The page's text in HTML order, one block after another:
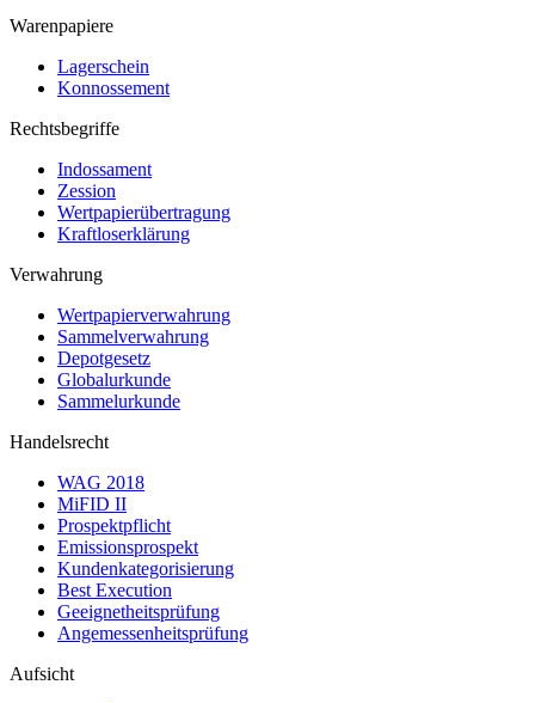
Warenpapiere
Lagerschein
Konnossement
Rechtsbegriffe
Indossament
Zession
Wertpapierübertragung
Kraftloserklärung
Verwahrung
Wertpapierverwahrung
Sammelverwahrung
Depotgesetz
Globalurkunde
Sammelurkunde
Handelsrecht
WAG 2018
MiFID II
Prospektpflicht
Emissionsprospekt
Kundenkategorisierung
Best Execution
Geeignetheitsprüfung
Angemessenheitsprüfung
Aufsicht